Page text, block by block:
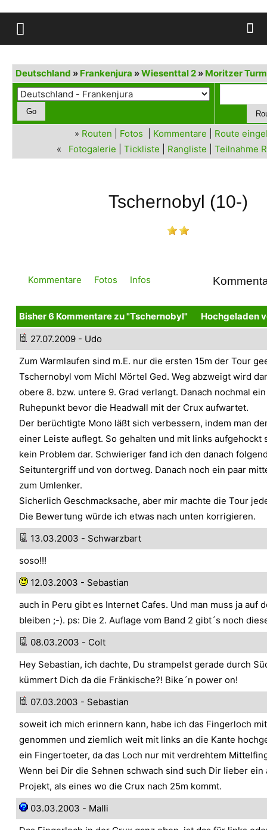
Deutschland » Frankenjura »Wiesenttal 2 » Moritzer Turm
» Routen Fotos Kommentare
Route
« Fotogalerie Tickliste Rangliste Teilnahme
Tschernobyl (10-)
Kommentare Fotos Infos
Bisher 6 Kommentare zu "Tschernobyl"
Hochgeladen
27.07.2009 - Udo
Zum Warmlaufen sind m.E. nur die ersten 15m der Tour
Tschernobyl vom Michl Mörtel Ged. Weg abzweigt wird
obere 8. bzw. untere 9. Grad verlangt. Danach nochmal
Ruhepunkt bevor die Headwall mit der Crux aufwartet.
Der berüchtigte Mono läßt sich verbessern, indem man
einer Leiste auflegt. So gehalten und mit links aufgehockt
kein Problem dar. Schwieriger fand ich den danach
Seituntergriff und von dortweg. Danach noch ein paar
zum Umlenker.
Sicherlich Geschmacksache, aber mir machte die Tour
Die Bewertung würde ich etwas nach unten korrigieren.
13.03.2003 - Schwarzbart
soso!!!
12.03.2003 - Sebastian
auch in Peru gibt es Internet Cafes. Und man muss ja auf
bleiben ;-). ps: Die 2. Auflage vom Band 2 gibt´s noch
08.03.2003 - Colt
Hey Sebastian, ich dachte, Du strampelst gerade durch
kümmert Dich da die Fränkische?! Bike´n power on!
07.03.2003 - Sebastian
soweit ich mich erinnern kann, habe ich das Fingerloch
genommen und ziemlich weit mit links an die Kante
ein Fingertoeter, da das Loch nur mit verdrehtem
Wenn bei Dir die Sehnen schwach sind such Dir lieber ein
Projekt, als eines wo die Crux nach 25m kommt.
03.03.2003 - Malli